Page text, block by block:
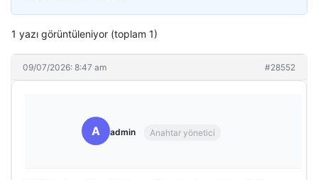
1 yazı görüntüleniyor (toplam 1)
09/07/2026: 8:47 am #28552
A admin Anahtar yönetici